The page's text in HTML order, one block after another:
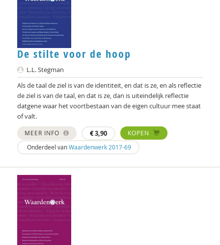
De stilte voor de hoop
L.L. Stegman
Als de taal de ziel is van de identiteit, en dat is ze, en als reflectie
de ziel is van de taal, en dat is ze, dan is uiteindelijk reflectie
datgene waar het voortbestaan van de eigen cultuur mee staat
of valt.
MEER INFO €3,90
KOPEN
Onderdeel vanWaardenwerk 2017-69